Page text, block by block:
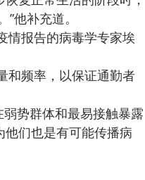
他补充道。
情报告的病毒学专家埃
和频率，以保证通勤者
势群体和最易接触暴露
们也是有可能传播病